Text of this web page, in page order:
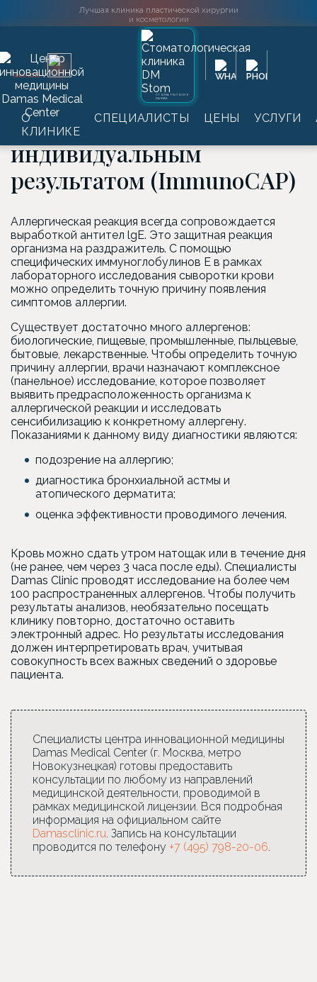
Лучшая клиника пластической хирургии
и косметологии
SINCE2016
СТОМАТОЛОГИЯ
DAMAS
О
КЛИНИКЕ
СПЕЦИАЛИСТЫ ЦЕНЫ УСЛУГИ
Главная →Услуги Лабораторные обследования →
Аллергодиагностика
Панели аллергенов с
индивидуальным результатом (ImmunoCAP)
Панели аллергенов с
индивидуальным
результатом (ImmunoCAP)
Аллергическая реакция всегда сопровождается
выработкой антител lgE. Это защитная реакция
организма на раздражитель. С помощью
специфических иммуноглобулинов Е в рамках
лабораторного исследования сыворотки крови
можно определить точную причину появления
симптомов аллергии.
Существует достаточно много аллергенов:
биологические, пищевые, промышленные, пыльцевые,
бытовые, лекарственные. Чтобы определить точную
причину аллергии, врачи назначают комплексное
(панельное) исследование, которое позволяет
выявить предрасположенность организма к
аллергической реакции и исследовать
сенсибилизацию к конкретному аллергену.
Показаниями к данному виду диагностики являются:
подозрение на аллергию;
диагностика бронхиальной астмы и
атопического дерматита;
оценка эффективности проводимого лечения.
Кровь можно сдать утром натощак или в течение дня
(не ранее, чем через 3 часа после еды). Специалисты
Damas Clinic проводят исследование на более чем
100 распространенных аллергенов. Чтобы получить
результаты анализов, необязательно посещать
клинику повторно, достаточно оставить
электронный адрес. Но результаты исследования
должен интерпретировать врач, учитывая
совокупность всех важных сведений о здоровье
пациента.
Специалисты центра инновационной медицины
Damas Medical Center (г. Москва, метро
Новокузнецкая) готовы предоставить
консультации по любому из направлений
медицинской деятельности, проводимой в
рамках медицинской лицензии. Вся подробная
информация на официальном сайте
Damasclinic.ru. Запись на консультации
проводится по телефону +7 (495) 798-20-06.